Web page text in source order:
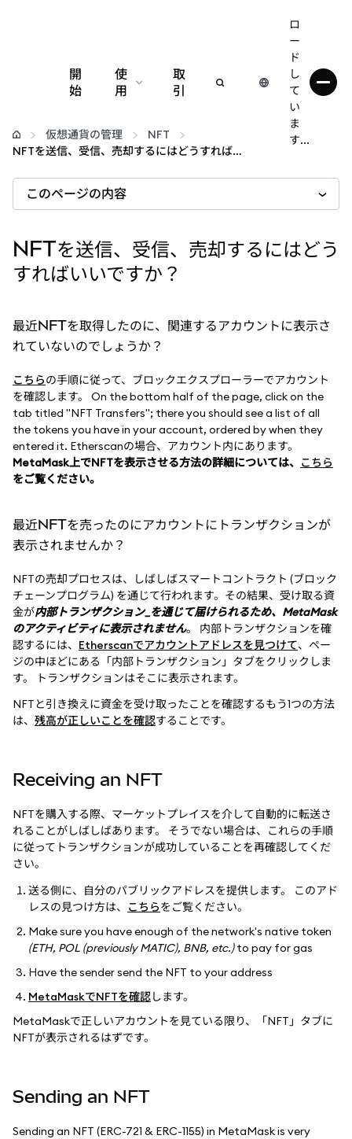
開
始
使
用
設定
web3の詳細
安全性の維持
取
引
ロ
ー
ド
し
て
い
ま
す...
仮想通貨の管理
NFT
NFTを送信、受信、売却するにはどうすればいいですか？
このページの内容
NFTを送信、受信、売却するにはどう
すればいいですか？
最近NFTを取得したのに、関連するアカウントに表示さ
れていないのでしょうか？
こちらの手順に従って、ブロックエクスプローラーでアカウント
を確認します。 On the bottom half of the page, click on the
tab titled "NFT Transfers"; there you should see a list of all
the tokens you have in your account, ordered by when they
entered it. Etherscanの場合、アカウント内にあります。
MetaMask上でNFTを表示させる方法の詳細については、
こちら
をご覧ください。
最近NFTを売ったのにアカウントにトランザクションが
表示されませんか？
NFTの売却プロセスは、しばしばスマートコントラクト (ブロック
チェーンプログラム) を通じて行われます。その結果、受け取る資
金が内部トランザクション_を通じて届けられるため、MetaMask
のアクティビティに表示されません。 内部トランザクションを確
認するには、 Etherscanでアカウントアドレスを見つけて、ペー
ジの中ほどにある「内部トランザクション」タブをクリックしま
す。 トランザクションはそこに表示されます。
NFTと引き換えに資金を受け取ったことを確認するもう1つの方法
は、 残高が正しいことを確認することです。
Receiving an NFT
NFTを購入する際、マーケットプレイスを介して自動的に転送さ
れることがしばしばあります。 そうでない場合は、これらの手順
に従ってトランザクションが成功していることを再確認してくだ
さい。
送る側に、自分のパブリックアドレスを提供します。 このアド
レスの見つけ方は、
こちらをご覧ください。
Make sure you have enough of the network's native token
(ETH, POL (previously MATIC), BNB, etc.)to pay for gas
Have the sender send the NFT to your address
MetaMaskでNFTを確認します。
MetaMaskで正しいアカウントを見ている限り、「NFT」タブに
NFTが表示されるはずです。
Sending an NFT
Sending an NFT (ERC-721 & ERC-1155) in MetaMask is very